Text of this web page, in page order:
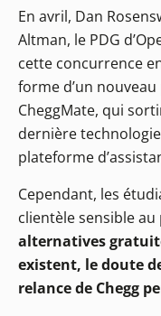
En avril, Dan
Altman, le PDG
cette concurrence
forme d’un
CheggMate, qui
dernière technologie
plateforme
Cependant, les
clientèle sensible au
alternatives
existent, le doute
relance de Chegg